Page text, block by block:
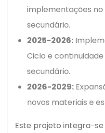
implementações no
secundário.
2025-2026:
Ciclo e
secundário.
2026-2029:
novos materiais e
Este projeto integra-